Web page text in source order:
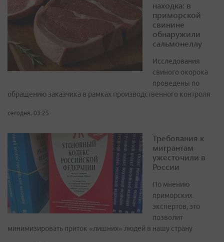
находка: в
приморской
свинине
обнаружили
сальмонеллу
Исследования
свиного окорока
проведены по
обращению заказчика в рамках производственного контроля
сегодня, 03:25
Требования к
мигрантам
ужесточили в
России
По мнению
приморских
экспертов, это
позволит
минимизировать приток «лишних» людей в нашу страну